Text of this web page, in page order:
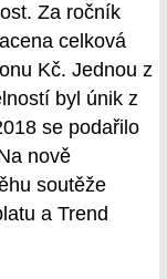
Za ročník
celková
Kč. Jednou z
byl únik z
se podařilo
nově
soutěže
a Trend